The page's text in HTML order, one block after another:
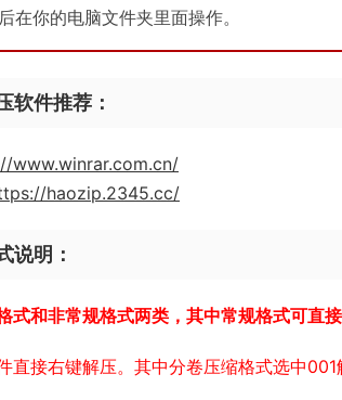
在你的电脑文件夹里面操作。
软件推荐：
www.winrar.com.cn/
haozip.2345.cc/
说明：
式和非常规格式两类，其中常规格式可直
直接右键解压。其中分卷压缩格式选中001